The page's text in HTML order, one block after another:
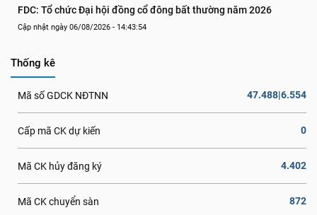
FDC: Tổ chức Đại hội đồng cổ đông bất thường năm 2026
Cập nhật ngày 06/08/2026 - 14:43:54
Thống kê
Mã số GDCK NĐTNN 47.488|6.554
Cấp mã CK dự kiến 0
Mã CK hủy đăng ký 4.402
Mã CK chuyển sàn 872